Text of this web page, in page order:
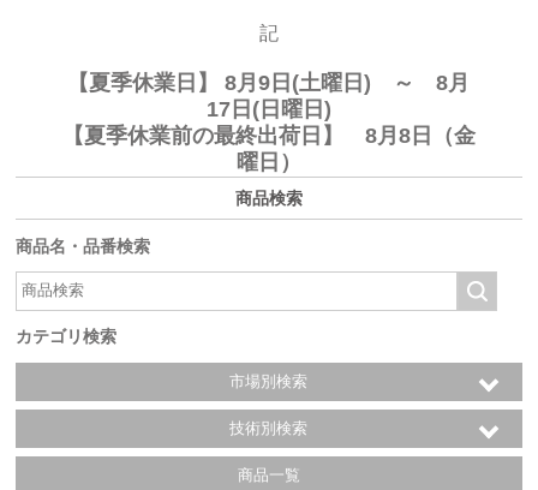
記
【夏季休業日】 8月9日(土曜日) ～ 8月
17日(日曜日)
【夏季休業前の最終出荷日】 8月8日（金
曜日）
商品検索
商品名・品番検索
カテゴリ検索
市場別検索
技術別検索
商品一覧